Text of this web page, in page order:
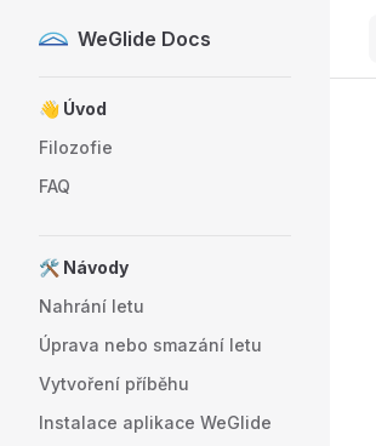
Skip to content
WeGlide Docs
Sidebar Navigation
👋 Úvod
Filozofie
FAQ
🛠️ Návody
Nahrání letu
Úprava nebo smazání letu
Vytvoření příběhu
Instalace aplikace WeGlide